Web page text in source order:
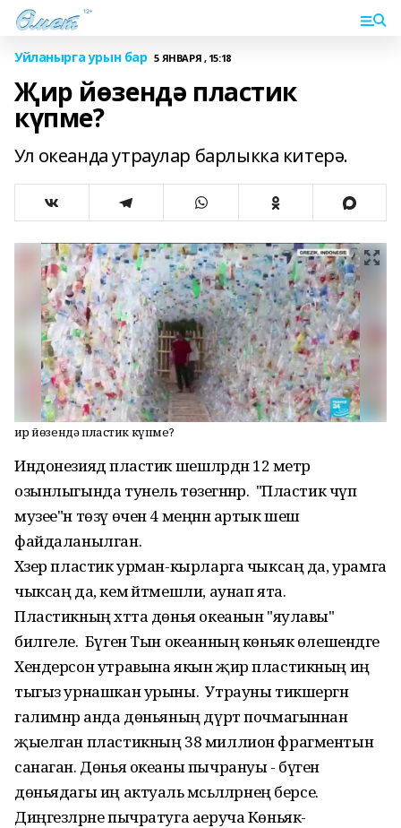
Уйланырга урын бар 5 ЯНВАРЯ , 15:18
Җир йөзендә пластик
күпме?
Ул океанда утраулар барлыкка китерә.
Җир йөзендә пластик күпме?
Индонезиядә пластик шешәләрдән 12 метр
озынлыгында тунель төзегәннәр. "Пластик чүп
музее"н төзү өчен 4 меңнән артык шешә
файдаланылган.
Хәзер пластик урман-кырларга чыксаң да, урамга
чыксаң да, кем әйтмешли, аунап ята.
Пластикның хәтта дөнья океанын "яулавы"
билгеле. Бүген Тын океанның көньяк өлешендәге
Хендерсон утравына якын җир пластикның иң
тыгыз урнашкан урыны. Утрауны тикшергән
галимнәр анда дөньяның дүрт почмагыннан
җыелган пластикның 38 миллион фрагментын
санаган. Дөнья океаны пычрануы - бүген
дөньядагы иң актуаль мәсьәләләрнең берсе.
Диңгезләрне пычратуга аеруча Көньяк-